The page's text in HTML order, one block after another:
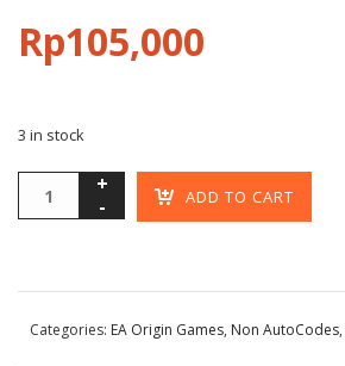
Rp105,000
3 in stock
ADD TO CART
Categories: EA Origin Games, Non AutoCodes,